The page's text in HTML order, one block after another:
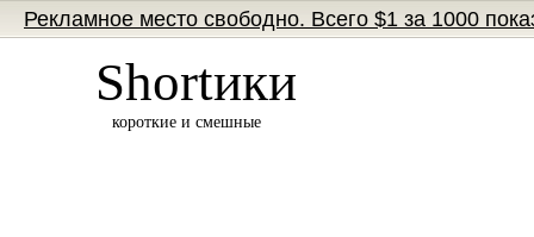
Рекламное место свободно. Всего $1 за 1000
Shortики
короткие и смешные